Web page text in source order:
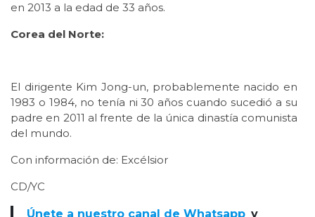
en 2013 a la edad de 33 años.
Corea del Norte:
El dirigente Kim Jong-un, probablemente nacido en
1983 o 1984, no tenía ni 30 años cuando sucedió a su
padre en 2011 al frente de la única dinastía comunista
del mundo.
Con información de: Excélsior
CD/YC
Únete a nuestro canal de Whatsapp y